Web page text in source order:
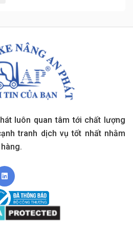
luôn quan tâm tới chất lượng
tranh dịch vụ tốt nhất nhằm